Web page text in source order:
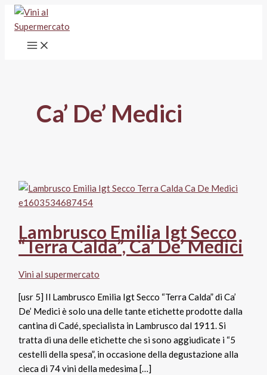
Vai
contenuto
Ca’ De’ Medici
Lambrusco Emilia Igt Secco
“Terra Calda”, Ca’ De’ Medici
Vini al supermercato
[usr 5] Il Lambrusco Emilia Igt Secco “Terra Calda” di Ca’
De’ Medici è solo una delle tante etichette prodotte dalla
cantina di Cadé, specialista in Lambrusco dal 1911. Si
tratta di una delle etichette che si sono aggiudicate i “5
cestelli della spesa”, in occasione della degustazione alla
cieca di 74 vini della medesima […]